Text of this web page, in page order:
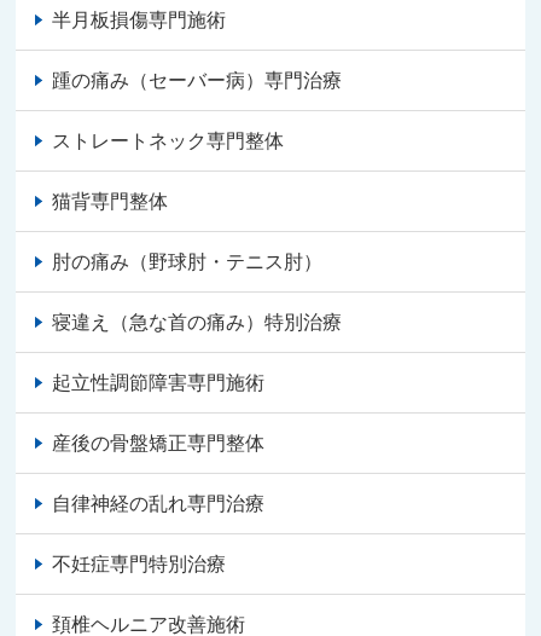
半月板損傷専門施術
踵の痛み（セーバー病）専門治療
ストレートネック専門整体
猫背専門整体
肘の痛み（野球肘・テニス肘）
寝違え（急な首の痛み）特別治療
起立性調節障害専門施術
産後の骨盤矯正専門整体
自律神経の乱れ専門治療
不妊症専門特別治療
頚椎ヘルニア改善施術